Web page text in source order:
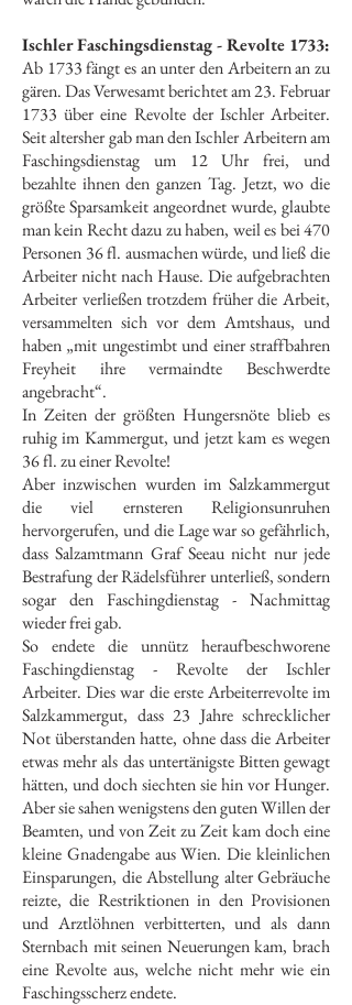
Ischler Faschingsdienstag - Revolte 1733:
Ab 1733 fängt es an unter den Arbeitern an zu
gären. Das Verwesamt berichtet am 23. Februar
1733 über eine Revolte der Ischler Arbeiter.
Seit altersher gab man den Ischler Arbeitern am
Faschingsdienstag um 12 Uhr frei, und
bezahlte ihnen den ganzen Tag. Jetzt, wo die
größte Sparsamkeit angeordnet wurde, glaubte
man kein Recht dazu zu haben, weil es bei 470
Personen 36 fl. ausmachen würde, und ließ die
Arbeiter nicht nach Hause. Die aufgebrachten
Arbeiter verließen trotzdem früher die Arbeit,
versammelten sich vor dem Amtshaus, und
haben „mit ungestimbt und einer straffbahren
Freyheit ihre vermaindte Beschwerdte
angebracht“.
In Zeiten der größten Hungersnöte blieb es
ruhig im Kammergut, und jetzt kam es wegen
36 fl. zu einer Revolte!
Aber inzwischen wurden im Salzkammergut
die viel ernsteren Religionsunruhen
hervorgerufen, und die Lage war so gefährlich,
dass Salzamtmann Graf Seeau nicht nur jede
Bestrafung der Rädelsführer unterließ, sondern
sogar den Faschingdienstag - Nachmittag
wieder frei gab.
So endete die unnütz heraufbeschworene
Faschingdienstag - Revolte der Ischler
Arbeiter. Dies war die erste Arbeiterrevolte im
Salzkammergut, dass 23 Jahre schrecklicher
Not überstanden hatte, ohne dass die Arbeiter
etwas mehr als das untertänigste Bitten gewagt
hätten, und doch siechten sie hin vor Hunger.
Aber sie sahen wenigstens den guten Willen der
Beamten, und von Zeit zu Zeit kam doch eine
kleine Gnadengabe aus Wien. Die kleinlichen
Einsparungen, die Abstellung alter Gebräuche
reizte, die Restriktionen in den Provisionen
und Arztlöhnen verbitterten, und als dann
Sternbach mit seinen Neuerungen kam, brach
eine Revolte aus, welche nicht mehr wie ein
Faschingsscherz endete.